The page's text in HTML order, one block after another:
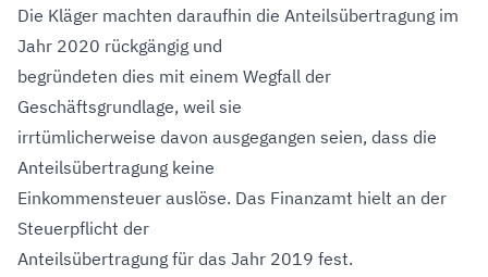
Die Kläger machten daraufhin die Anteilsübertragung im
Jahr 2020 rückgängig und
begründeten dies mit einem Wegfall der
Geschäftsgrundlage, weil sie
irrtümlicherweise davon ausgegangen seien, dass die
Anteilsübertragung keine
Einkommensteuer auslöse. Das Finanzamt hielt an der
Steuerpflicht der
Anteilsübertragung für das Jahr 2019 fest.